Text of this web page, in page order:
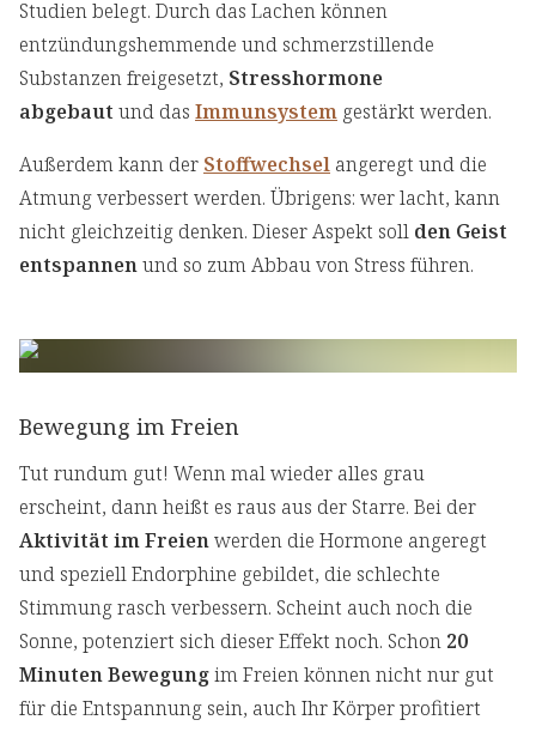
Studien belegt. Durch das Lachen können
entzündungshemmende und schmerzstillende
Substanzen freigesetzt, Stresshormone
abgebaut und das Immunsystem gestärkt werden.
Außerdem kann der Stoffwechsel angeregt und die
Atmung verbessert werden. Übrigens: wer lacht, kann
nicht gleichzeitig denken. Dieser Aspekt soll den Geist
entspannenund so zum Abbau von Stress führen.
Bewegung im Freien
Tut rundum gut! Wenn mal wieder alles grau
erscheint, dann heißt es raus aus der Starre. Bei der
Aktivität im Freienwerden die Hormone angeregt
und speziell Endorphine gebildet, die schlechte
Stimmung rasch verbessern. Scheint auch noch die
Sonne, potenziert sich dieser Effekt noch. Schon 20
Minuten Bewegungim Freien können nicht nur gut
für die Entspannung sein, auch Ihr Körper profitiert